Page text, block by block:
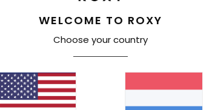
WELCOME TO ROXY
Choose your country